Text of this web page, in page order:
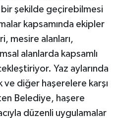
bir şekilde geçirebilmesi
kapsamında ekipler
mesire alanları,
alanlarda kapsamlı
Yaz aylarında
diğer haşerelere karşı
Belediye, haşere
düzenli uygulamalar